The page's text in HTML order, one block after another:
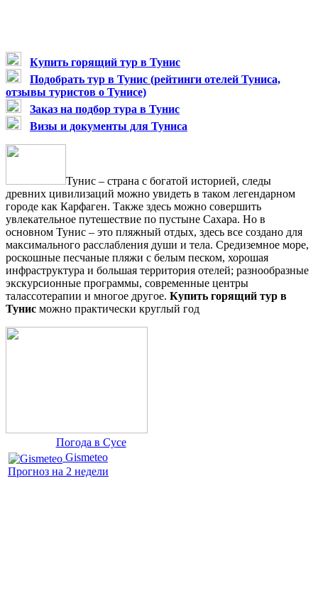
Купить горящий тур в Тунис
Подобрать тур в Тунис (рейтинги отелей Туниса,
отзывы туристов о Тунисе)
Заказ на подбор тура в Тунис
Визы и документы для Туниса
Тунис – страна с богатой историей, следы
древних цивилизаций можно увидеть в таком легендарном
городе как Карфаген. Также здесь можно совершить
увлекательное путешествие по пустыне Сахара. Но в
основном Тунис – это пляжный отдых, здесь все создано для
максимального расслабления души и тела. Средиземное море,
роскошные песчаные пляжи с белым песком, хорошая
инфраструктура и большая территория отелей; разнообразные
экскурсионные программы, современные центры
талассотерапии и многое другое. Купить горящий тур в
Тунис можно практически круглый год
Погода в Сусе
Gismeteo
Прогноз на 2 недели